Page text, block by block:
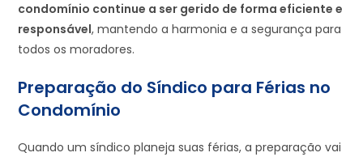
condomínio continue a ser gerido de forma eficiente e
responsável, mantendo a harmonia e a segurança para
todos os moradores.
Preparação do Síndico para Férias no
Condomínio
Quando um síndico planeja suas férias, a preparação vai